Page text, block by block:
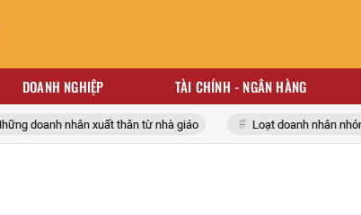
DOANH NGHIỆP TÀI CHÍNH - NGÂN HÀNG
nhân xuất thân từ nhà giáo Loạt doanh nhân nhóm Đông